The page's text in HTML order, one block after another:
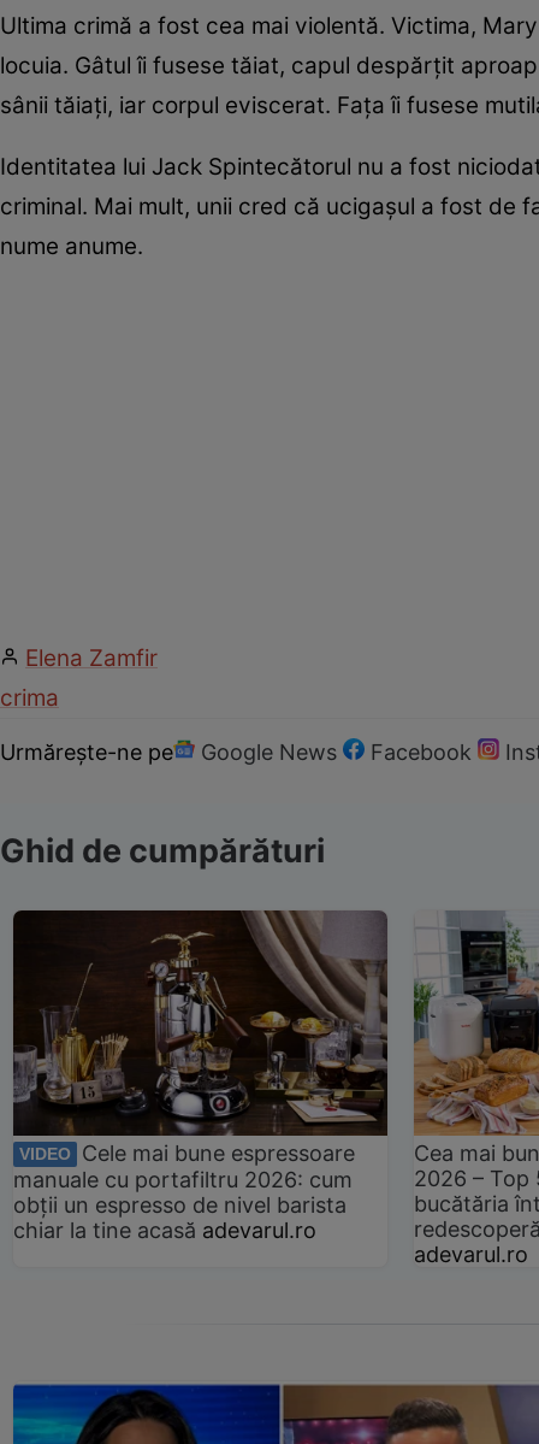
Ultima crimă a fost cea mai violentă. Victima,
locuia. Gâtul îi fusese tăiat, capul despărțit
sânii tăiați, iar corpul eviscerat. Fața îi fusese
Identitatea lui Jack Spintecătorul nu a fost
criminal. Mai mult, unii cred că ucigașul a fost de
nume anume.
Elena Zamfir
crima
Urmărește-ne pe Google News Facebook
Ghid de cumpărături
VIDEO
Cele mai bune espressoare
manuale cu portafiltru 2026: cum
obții un espresso de nivel barista
chiar la tine acasă adevarul.ro
Cea mai
2026 –
bucătăria
adevarul.ro